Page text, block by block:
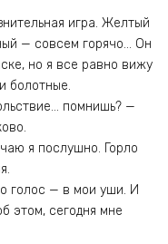
игра. Желтый
— совсем горячо… Он
но я все равно вижу
болотные.
помнишь? —
я послушно. Горло
голос — в мои уши. И
этом, сегодня мне